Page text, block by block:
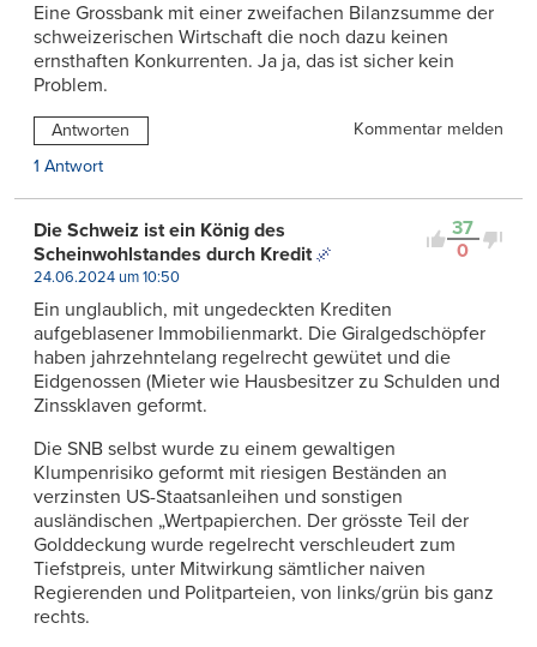
Eine Grossbank mit einer zweifachen Bilanzsumme der
schweizerischen Wirtschaft die noch dazu keinen
ernsthaften Konkurrenten. Ja ja, das ist sicher kein
Problem.
Antworten
Kommentar melden
1 Antwort
37
0
Die Schweiz ist ein König des
Scheinwohlstandes durch Kredit
24.06.2024 um 10:50
Ein unglaublich, mit ungedeckten Krediten
aufgeblasener Immobilienmarkt. Die Giralgedschöpfer
haben jahrzehntelang regelrecht gewütet und die
Eidgenossen (Mieter wie Hausbesitzer zu Schulden und
Zinssklaven geformt.
Die SNB selbst wurde zu einem gewaltigen
Klumpenrisiko geformt mit riesigen Beständen an
verzinsten US-Staatsanleihen und sonstigen
ausländischen „Wertpapierchen. Der grösste Teil der
Golddeckung wurde regelrecht verschleudert zum
Tiefstpreis, unter Mitwirkung sämtlicher naiven
Regierenden und Politparteien, von links/grün bis ganz
rechts.